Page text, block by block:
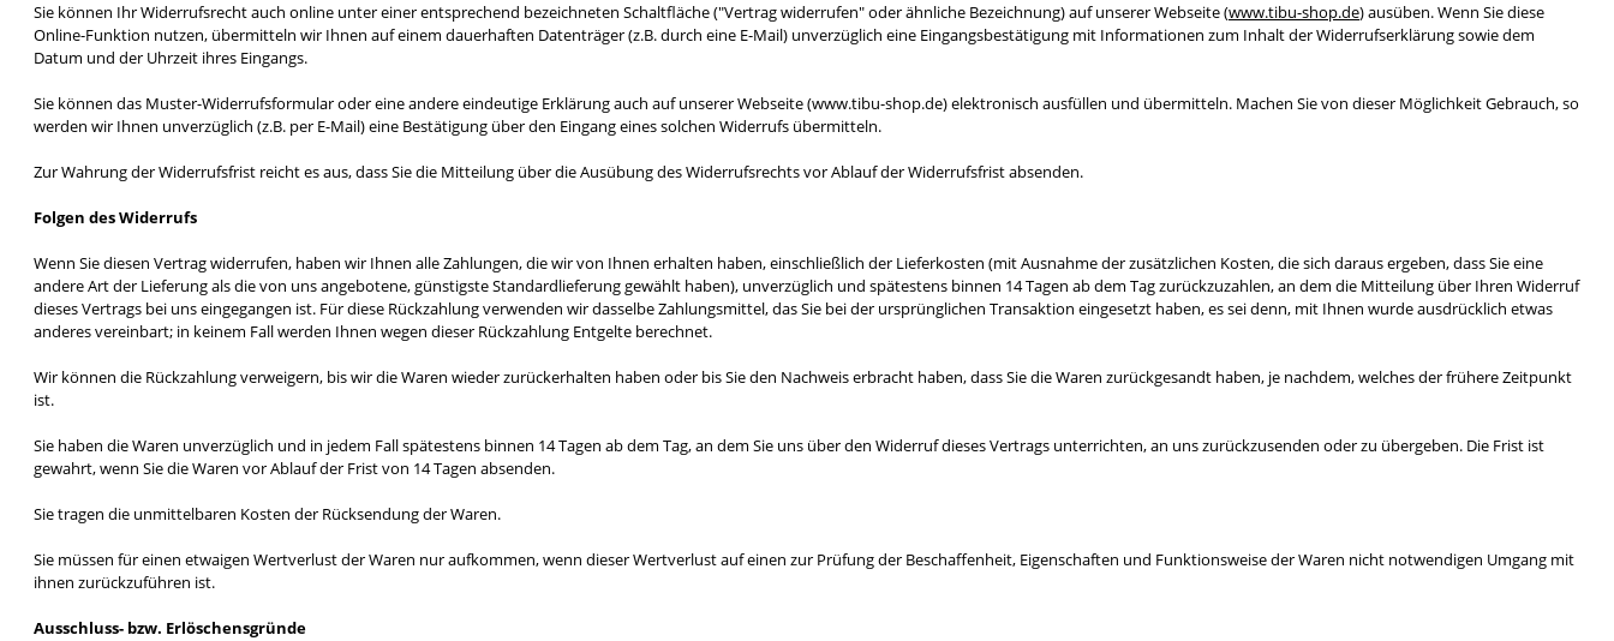
Sie können Ihr Widerrufsrecht auch online unter einer entsprechend bezeichneten Schaltfläche ("Vertrag widerrufen" oder ähnliche Bezeichnung) auf unserer Webseite (www.tibu-shop.de) ausüben. Wenn Sie diese
Online-Funktion nutzen, übermitteln wir Ihnen auf einem dauerhaften Datenträger (z.B. durch eine E-Mail) unverzüglich eine Eingangsbestätigung mit Informationen zum Inhalt der Widerrufserklärung sowie dem
Datum und der Uhrzeit ihres Eingangs.
Sie können das Muster-Widerrufsformular oder eine andere eindeutige Erklärung auch auf unserer Webseite (www.tibu-shop.de) elektronisch ausfüllen und übermitteln. Machen Sie von dieser Möglichkeit Gebrauch, so
werden wir Ihnen unverzüglich (z.B. per E-Mail) eine Bestätigung über den Eingang eines solchen Widerrufs übermitteln.
Zur Wahrung der Widerrufsfrist reicht es aus, dass Sie die Mitteilung über die Ausübung des Widerrufsrechts vor Ablauf der Widerrufsfrist absenden.
Folgen des Widerrufs
Wenn Sie diesen Vertrag widerrufen, haben wir Ihnen alle Zahlungen, die wir von Ihnen erhalten haben, einschließlich der Lieferkosten (mit Ausnahme der zusätzlichen Kosten, die sich daraus ergeben, dass Sie eine
andere Art der Lieferung als die von uns angebotene, günstigste Standardlieferung gewählt haben), unverzüglich und spätestens binnen 14 Tagen ab dem Tag zurückzuzahlen, an dem die Mitteilung über Ihren Widerruf
dieses Vertrags bei uns eingegangen ist. Für diese Rückzahlung verwenden wir dasselbe Zahlungsmittel, das Sie bei der ursprünglichen Transaktion eingesetzt haben, es sei denn, mit Ihnen wurde ausdrücklich etwas
anderes vereinbart; in keinem Fall werden Ihnen wegen dieser Rückzahlung Entgelte berechnet.
Wir können die Rückzahlung verweigern, bis wir die Waren wieder zurückerhalten haben oder bis Sie den Nachweis erbracht haben, dass Sie die Waren zurückgesandt haben, je nachdem, welches der frühere Zeitpunkt
ist.
Sie haben die Waren unverzüglich und in jedem Fall spätestens binnen 14 Tagen ab dem Tag, an dem Sie uns über den Widerruf dieses Vertrags unterrichten, an unszurückzusenden oder zu übergeben. Die Frist ist
gewahrt, wenn Sie die Waren vor Ablauf der Frist von 14 Tagen absenden.
Sie tragen die unmittelbaren Kosten der Rücksendung der Waren.
Sie müssen für einen etwaigen Wertverlust der Waren nur aufkommen, wenn dieser Wertverlust auf einen zur Prüfung der Beschaffenheit, Eigenschaften und Funktionsweise der Waren nicht notwendigen Umgang mit
ihnen zurückzuführen ist.
Ausschluss- bzw. Erlöschensgründe